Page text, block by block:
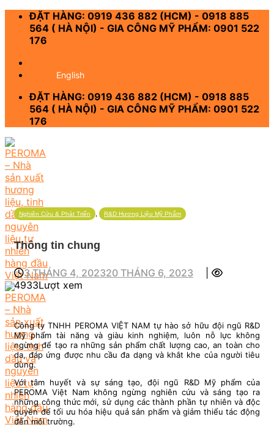
Skip
content
ĐẶT HÀNG: 0919 436 882 (HCM) - 0918 885
564 ( HÀ NỘI) - GIA CÔNG MỸ PHẨM: 0901 522
176
English
ĐẶT HÀNG: 0919 436 882 (HCM) - 0918 885
564 ( HÀ NỘI) - GIA CÔNG MỸ PHẨM: 0901 522
176
Nghiên Cứu & Phát Triển R&D Hương Liệu Mỹ Phẩm
Thông tin chung
3 THÁNG 4, 202320 THÁNG 6, 2023
4933Lượt xem
Công ty TNHH PEROMA VIỆT NAM tự hào sở hữu đội ngũ R&D
Mỹ phẩm tài năng và giàu kinh nghiệm, luôn nỗ lực không
ngừng để tạo ra những sản phẩm chất lượng cao, an toàn cho
da, đáp ứng được nhu cầu đa dạng và khắt khe của người tiêu
dùng.
Với tâm huyết và sự sáng tạo, đội ngũ R&D Mỹ phẩm của
PEROMA Việt Nam không ngừng nghiên cứu và sáng tạo ra
những công thức mới, sử dụng các thành phần tự nhiên và độc
quyền để tối ưu hóa hiệu quả sản phẩm và giảm thiểu tác động
đến môi trường.